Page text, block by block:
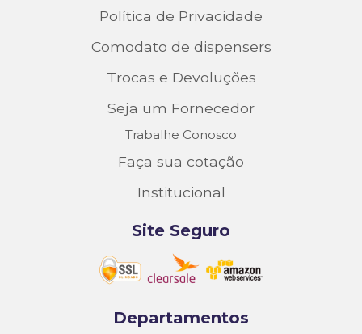
Política de Privacidade
Comodato de dispensers
Trocas e Devoluções
Seja um Fornecedor
Trabalhe Conosco
Faça sua cotação
Institucional
Site Seguro
Departamentos